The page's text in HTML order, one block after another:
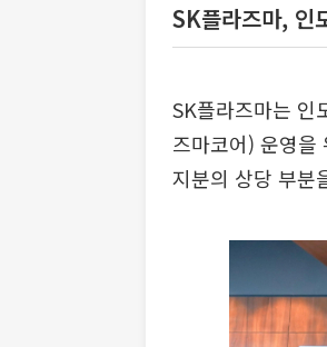
SK플라즈마, 인
SK플라즈마는 인
즈마코어) 운영을
지분의 상당 부분